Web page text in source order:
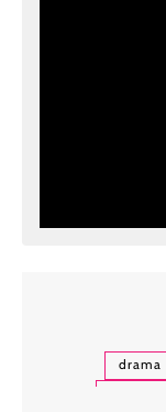
drama